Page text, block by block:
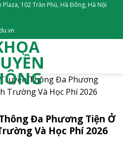
Plaza, 102 Trần Phú, Hà Đông, Hà Nội
Thông Đa Phương
Trường Và Học Phí 2026
Đa Phương Tiện Ở
Và Học Phí 2026